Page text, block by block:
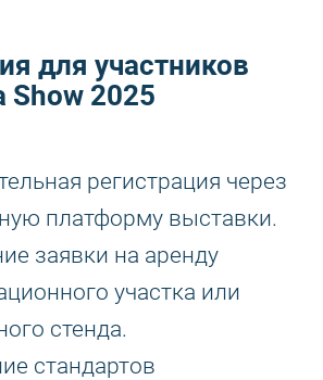
для участников
Show 2025
регистрация через
платформу выставки.
заявки на аренду
участка или
стенда.
стандартов